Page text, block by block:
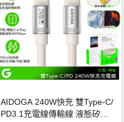
AIDOGA 240W快充 雙Type-C/
PD3.1充電線傳輸線 液態矽膠